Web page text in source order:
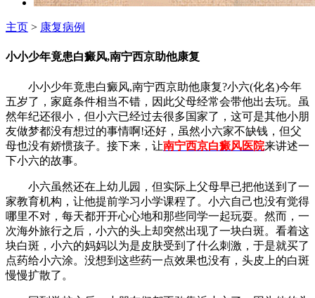
主页 > 康复病例
小小少年竟患白癜风,南宁西京助他康复
小小少年竟患白癜风,南宁西京助他康复?小六(化名)今年
五岁了，家庭条件相当不错，因此父母经常会带他出去玩。虽
然年纪还很小，但小六已经过去很多国家了，这可是其他小朋
友做梦都没有想过的事情啊!还好，虽然小六家不缺钱，但父
母也没有娇惯孩子。接下来，让南宁西京白癜风医院来讲述一
下小六的故事。
小六虽然还在上幼儿园，但实际上父母早已把他送到了一
家教育机构，让他提前学习小学课程了。小六自己也没有觉得
哪里不对，每天都开开心心地和那些同学一起玩耍。然而，一
次海外旅行之后，小六的头上却突然出现了一块白斑。看着这
块白斑，小六的妈妈以为是皮肤受到了什么刺激，于是就买了
点药给小六涂。没想到这些药一点效果也没有，头皮上的白斑
慢慢扩散了。